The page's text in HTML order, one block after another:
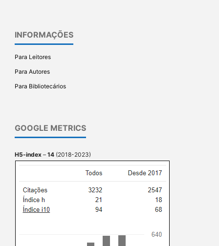
INFORMAÇÕES
Para Leitores
Para Autores
Para Bibliotecários
GOOGLE METRICS
H5-index – 14 (2018-2023)